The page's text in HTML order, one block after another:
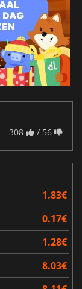
308 / 56
1.83€
0.17€
1.28€
8.03€